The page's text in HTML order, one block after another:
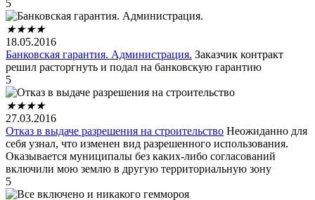
5
★★★★
18.05.2016
Банковская гарантия. Администрация. Заказчик контракт
решил расторгнуть и подал на банковскую гарантию
5
★★★★
27.03.2016
Отказ в выдаче разрешения на строительство Неожиданно для
себя узнал, что изменен вид разрешенного использования.
Оказывается муниципалы без каких-либо согласований
включили мою землю в другую территориальную зону
5